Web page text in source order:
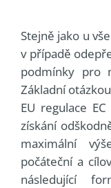
Stejně jako u
v případě
podmínky pro
Základní
EU regulace
získání
maximální
počáteční a
následující